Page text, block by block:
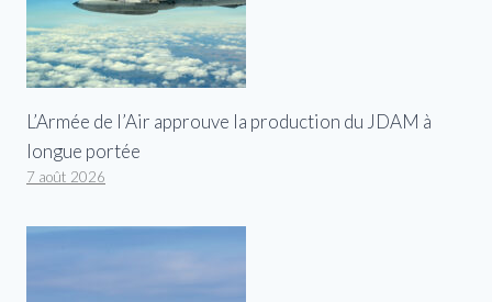
L’Armée de l’Air approuve la production du JDAM à
longue portée
7 août 2026